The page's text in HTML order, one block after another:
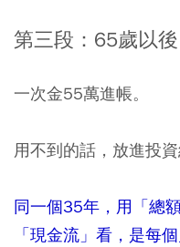
第三段：65歲以
一次金55萬進帳。
用不到的話，放進投
同一個35年，用「總
「現金流」看，是每